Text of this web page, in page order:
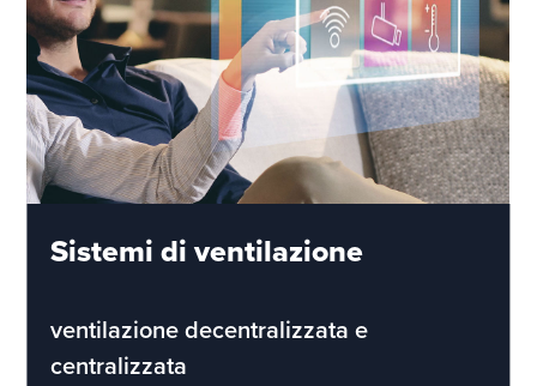
Sistemi di ventilazione
ventilazione decentralizzata e
centralizzata